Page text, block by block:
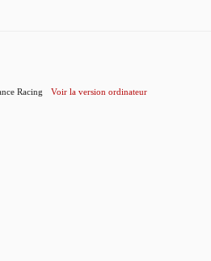
Racing Voir la version ordinateur